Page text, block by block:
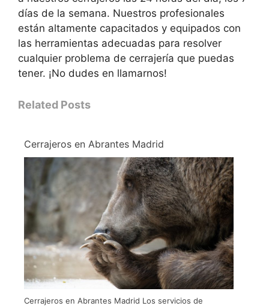
días de la semana. Nuestros profesionales
están altamente capacitados y equipados con
las herramientas adecuadas para resolver
cualquier problema de cerrajería que puedas
tener. ¡No dudes en llamarnos!
Related Posts
Cerrajeros en Abrantes Madrid
Cerrajeros en Abrantes Madrid Los servicios de